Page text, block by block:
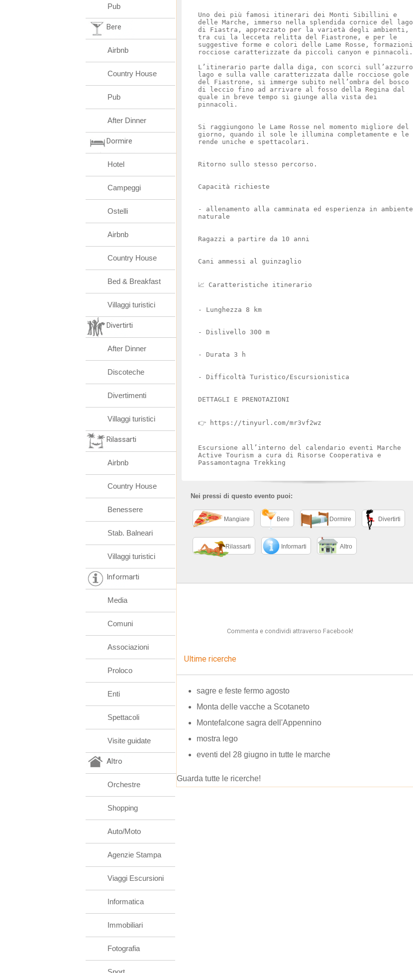
Uno dei più famosi itinerari dei Monti Sibillini e
delle Marche, immerso nella splendida cornice del lago
di Fiastra, apprezzato per la varietà degli ambienti,
tra cui la lecceta relitta del Fiastrone, e per le
suggestive forme e colori delle Lame Rosse, formazioni
L’itinerario parte dalla diga, con scorci sull’azzurro
lago e sulla valle caratterizzata dalle rocciose gole
del Fiastrone, si immerge subito nell’ombra del bosco
di leccio fino ad arrivare al fosso della Regina dal
quale in breve tempo si giunge alla vista dei
pinnacoli.
Si raggiungono le Lame Rosse nel momento migliore del
giorno, quando il sole le illumina completamente e le
rende uniche e spettacolari.
Ritorno sullo stesso percorso.
Capacità richieste
- allenamento alla camminata ed esperienza in ambiente
naturale
Ragazzi a partire da 10 anni
Cani ammessi al guinzaglio
📈 Caratteristiche itinerario
- Lunghezza 8 km
- Dislivello 300 m
- Durata 3 h
- Difficoltà Turistico/Escursionistica
DETTAGLI E PRENOTAZIONI
👉 https://tinyurl.com/mr3vf2wz
Escursione all’interno del calendario eventi Marche
Active Tourism a cura di Risorse Cooperativa e
Passamontagna Trekking
Nei pressi di questo evento puoi:
Mangiare Bere Dormire Divertirti
Rilassarti Informarti Altro
Commenta e condividi attraverso Facebook!
Ultime ricerche
sagre e feste fermo agosto
Monta delle vacche a Scotaneto
Montefalcone sagra dell'Appennino
mostra lego
eventi del 28 giugno in tutte le marche
Guarda tutte le ricerche!
Pub
Bere
Airbnb
Country House
Pub
After Dinner
Dormire
Hotel
Campeggi
Ostelli
Airbnb
Country House
Bed & Breakfast
Villaggi turistici
Divertirti
After Dinner
Discoteche
Divertimenti
Villaggi turistici
Rilassarti
Airbnb
Country House
Benessere
Stab. Balneari
Villaggi turistici
Informarti
Media
Comuni
Associazioni
Proloco
Enti
Spettacoli
Visite guidate
Altro
Orchestre
Shopping
Auto/Moto
Agenzie Stampa
Viaggi Escursioni
Informatica
Immobiliari
Fotografia